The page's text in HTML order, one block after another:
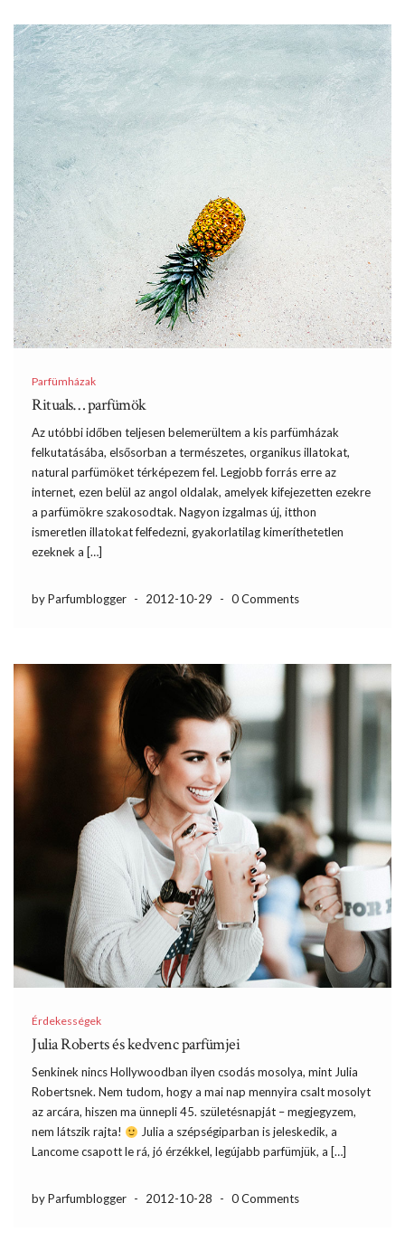
Parfümházak
Rituals… parfümök
Az utóbbi időben teljesen belemerültem a kis parfümházak
felkutatásába, elsősorban a természetes, organikus illatokat,
natural parfümöket térképezem fel. Legjobb forrás erre az
internet, ezen belül az angol oldalak, amelyek kifejezetten ezekre
a parfümökre szakosodtak. Nagyon izgalmas új, itthon
ismeretlen illatokat felfedezni, gyakorlatilag kimeríthetetlen
ezeknek a […]
by Parfumblogger - 2012-10-29 - 0 Comments
Érdekességek
Julia Roberts és kedvenc parfümjei
Senkinek nincs Hollywoodban ilyen csodás mosolya, mint Julia
Robertsnek. Nem tudom, hogy a mai nap mennyira csalt mosolyt
az arcára, hiszen ma ünnepli 45. születésnapját – megjegyzem,
nem látszik rajta!
Julia a szépségiparban is jeleskedik, a
Lancome csapott le rá, jó érzékkel, legújabb parfümjük, a […]
by Parfumblogger - 2012-10-28 - 0 Comments